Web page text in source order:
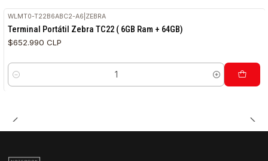
WLMT0-T22B6ABC2-A6 ZEBRA
Terminal Portátil Zebra TC22 ( 6GB Ram + 64GB)
$652.990 CLP
Cantidad